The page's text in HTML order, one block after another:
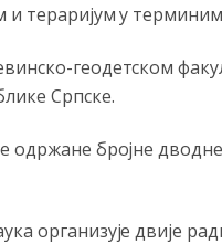
и тераријум у
геодетском
Српске.
одржане бројне
организује двије